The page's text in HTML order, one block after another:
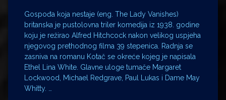
Gospođa koja nestaje (eng. The Lady Vanishes)
britanska je pustolovna triler komedija iz 1938. godine
koju je režirao Alfred Hitchcock nakon velikog uspjeha
njegovog prethodnog filma 39 stepenica. Radnja se
zasniva na romanu Kotač se okreće kojeg je napisala
Ethel Lina White. Glavne uloge tumače Margaret
Lockwood, Michael Redgrave, Paul Lukas i Dame May
Whitty. …